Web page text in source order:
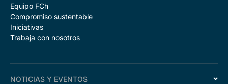
Equipo FCh
Compromiso sustentable
Iniciativas
Trabaja con nosotros
NOTICIAS Y EVENTOS